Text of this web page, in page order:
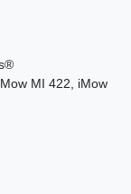
MI 422, iMow